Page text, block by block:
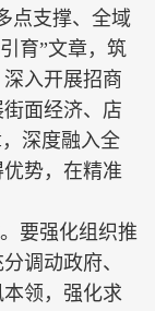
点支撑、全域
育”文章，筑
入开展招商
面经济、店
深度融入全
势，在精准
要强化组织推
调动政府、
领，强化求